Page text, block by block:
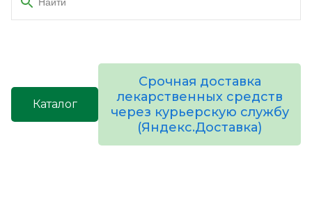
Каталог
Срочная доставка
лекарственных средств
через курьерскую службу
(Яндекс.Доставка)